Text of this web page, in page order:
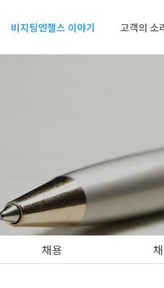
비지팅엔젤스 이야기 고객의 소
채용